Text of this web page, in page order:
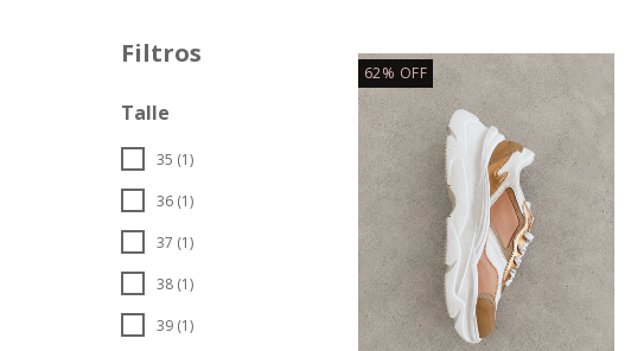
Filtros
Talle
35 (1)
36 (1)
37 (1)
38 (1)
39 (1)
62% OFF